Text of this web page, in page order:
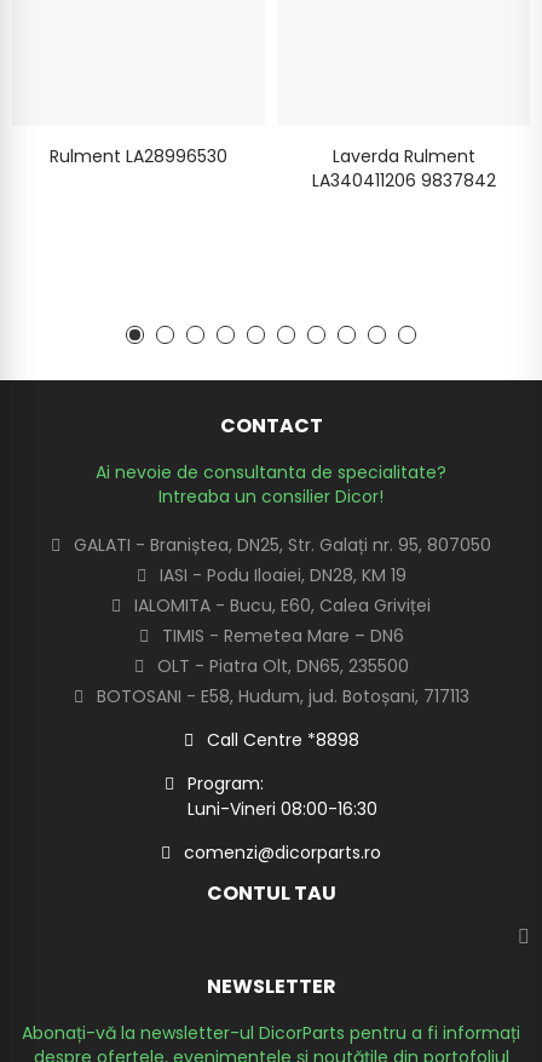
Rulment LA28996530
Laverda Rulment
LA340411206 9837842
CONTACT
Ai nevoie de consultanta de specialitate?
Intreaba un consilier Dicor!
GALATI - Braniștea, DN25, Str. Galați nr. 95, 807050
IASI - Podu Iloaiei, DN28, KM 19
IALOMITA - Bucu, E60, Calea Griviței
TIMIS - Remetea Mare – DN6
OLT - Piatra Olt, DN65, 235500
BOTOSANI - E58, Hudum, jud. Botoșani, 717113
Call Centre *8898
Program:
Luni-Vineri 08:00-16:30
comenzi@dicorparts.ro
CONTUL TAU
NEWSLETTER
Abonați-vă la newsletter-ul DicorParts pentru a fi informați
despre ofertele, evenimentele și noutățile din portofoliul